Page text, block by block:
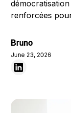
renforcées
Bruno
June 23, 2026